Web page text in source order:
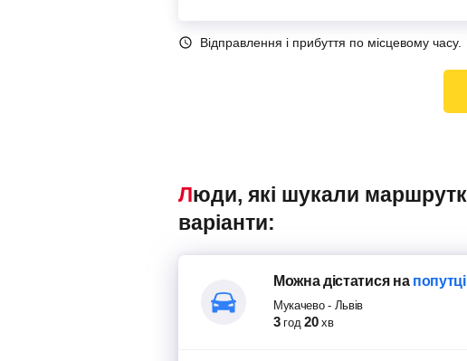
Відправлення і прибуття по місцевому часу.
Люди, які шукали маршрутки Мукачево – Львів, також переглядали наступні
варіанти:
Можна дістатисяна попутці
Мукачево- Львів
3 год 20 хв